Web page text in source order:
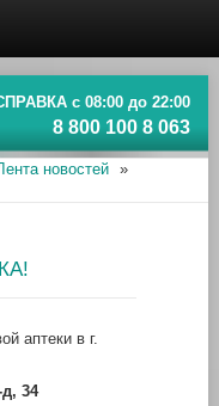
с 08:00 до 22:00
8 800 100 8 063
новостей
»
аптеки в г.
34